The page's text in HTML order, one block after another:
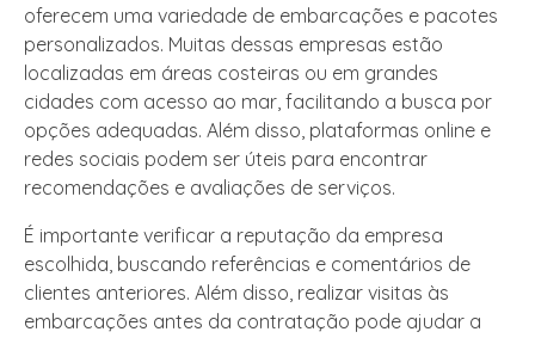
oferecem uma variedade de embarcações e pacotes
personalizados. Muitas dessas empresas estão
localizadas em áreas costeiras ou em grandes
cidades com acesso ao mar, facilitando a busca por
opções adequadas. Além disso, plataformas online e
redes sociais podem ser úteis para encontrar
recomendações e avaliações de serviços.
É importante verificar a reputação da empresa
escolhida, buscando referências e comentários de
clientes anteriores. Além disso, realizar visitas às
embarcações antes da contratação pode ajudar a